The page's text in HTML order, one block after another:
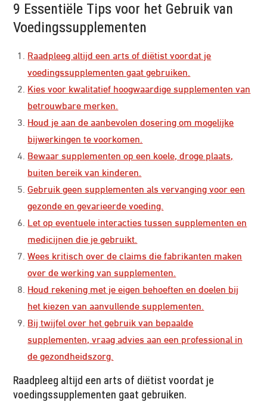
9 Essentiële Tips voor het Gebruik van
Voedingssupplementen
Raadpleeg altijd een arts of diëtist voordat je
voedingssupplementen gaat gebruiken.
Kies voor kwalitatief hoogwaardige supplementen van
betrouwbare merken.
Houd je aan de aanbevolen dosering om mogelijke
bijwerkingen te voorkomen.
Bewaar supplementen op een koele, droge plaats,
buiten bereik van kinderen.
Gebruik geen supplementen als vervanging voor een
gezonde en gevarieerde voeding.
Let op eventuele interacties tussen supplementen en
medicijnen die je gebruikt.
Wees kritisch over de claims die fabrikanten maken
over de werking van supplementen.
Houd rekening met je eigen behoeften en doelen bij
het kiezen van aanvullende supplementen.
Bij twijfel over het gebruik van bepaalde
supplementen, vraag advies aan een professional in
de gezondheidszorg.
Raadpleeg altijd een arts of diëtist voordat je
voedingssupplementen gaat gebruiken.